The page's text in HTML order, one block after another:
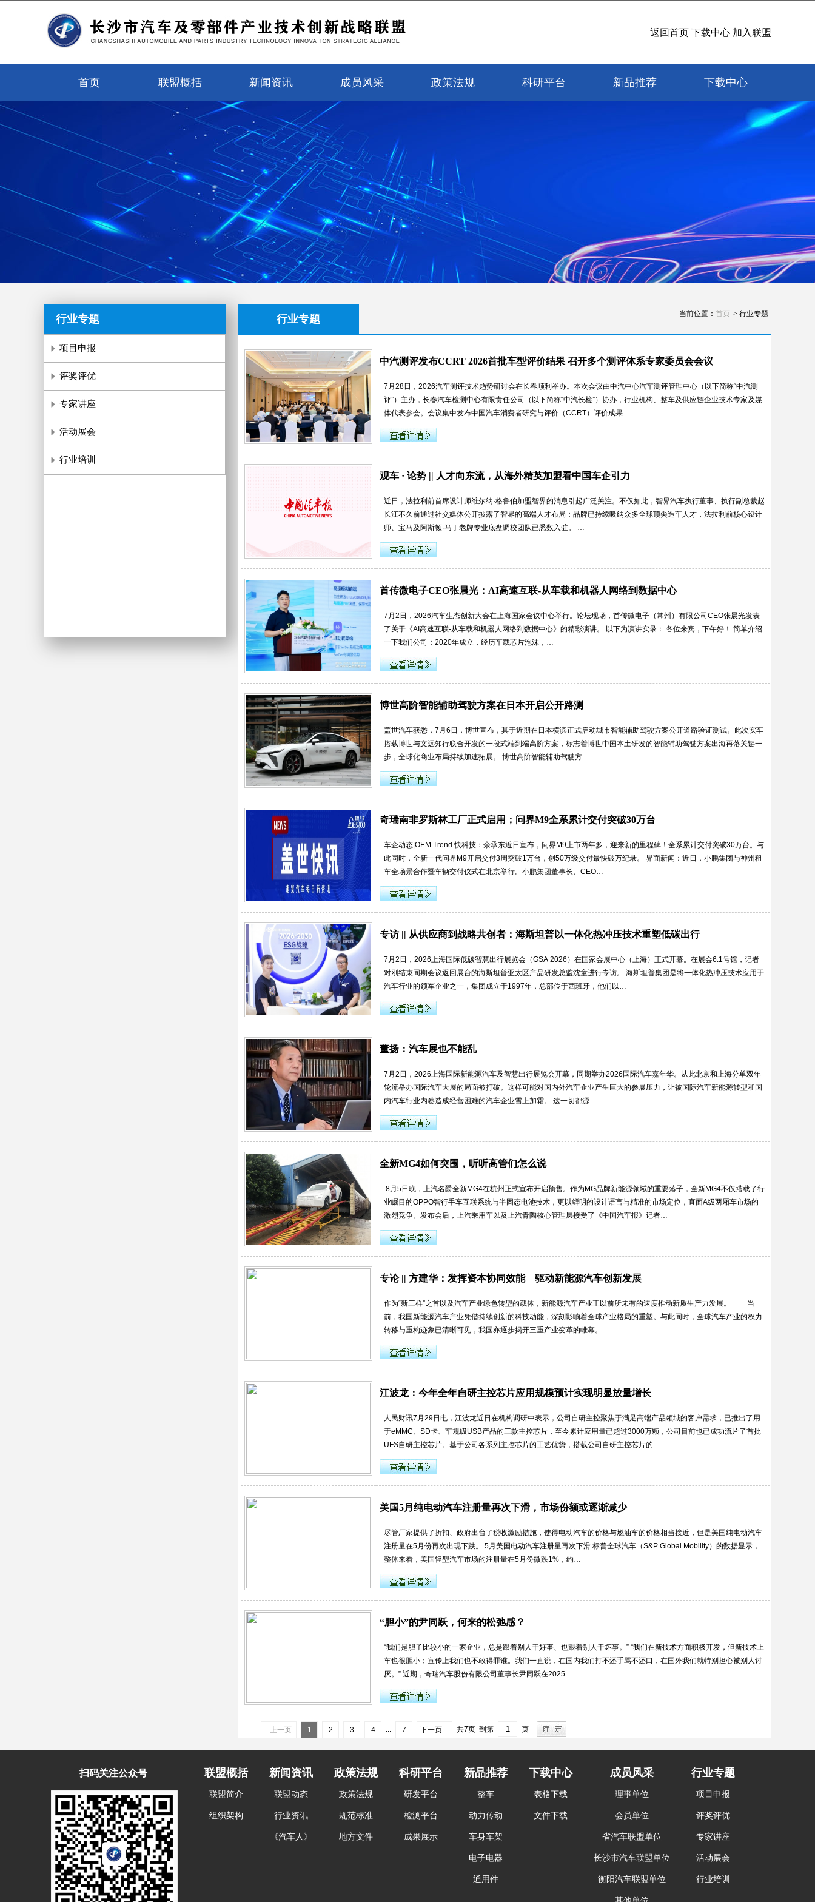
返回首页 下载中心 加入联盟
首页 联盟概括 新闻资讯 成员风采 政策法规 科研平台 新品推荐 下载中心
行业专题
项目申报
评奖评优
专家讲座
活动展会
行业培训
行业专题 当前位置： 首页 > 行业专题
中汽测评发布CCRT 2026首批车型评价结果 召开多个测评体系专家委员会会议
7月28日，2026汽车测评技术趋势研讨会在长春顺利举办。本次会议由中汽中心汽车测评管理中心（以下简称“中汽测
评”）主办，长春汽车检测中心有限责任公司（以下简称“中汽长检”）协办，行业机构、整车及供应链企业技术专家及媒
体代表参会。会议集中发布中国汽车消费者研究与评价（CCRT）评价成果…
观车 · 论势 || 人才向东流，从海外精英加盟看中国车企引力
近日，法拉利前首席设计师维尔纳·格鲁伯加盟智界的消息引起广泛关注。不仅如此，智界汽车执行董事、执行副总裁赵
长江不久前通过社交媒体公开披露了智界的高端人才布局：品牌已持续吸纳众多全球顶尖造车人才，法拉利前核心设计
师、宝马及阿斯顿·马丁老牌专业底盘调校团队已悉数入驻。 …
首传微电子CEO张晨光：AI高速互联-从车载和机器人网络到数据中心
7月2日，2026汽车生态创新大会在上海国家会议中心举行。论坛现场，首传微电子（常州）有限公司CEO张晨光发表
了关于《AI高速互联-从车载和机器人网络到数据中心》的精彩演讲。 以下为演讲实录： 各位来宾，下午好！ 简单介绍
一下我们公司：2020年成立，经历车载芯片泡沫，…
博世高阶智能辅助驾驶方案在日本开启公开路测
盖世汽车获悉，7月6日，博世宣布，其于近期在日本横滨正式启动城市智能辅助驾驶方案公开道路验证测试。此次实车
搭载博世与文远知行联合开发的一段式端到端高阶方案，标志着博世中国本土研发的智能辅助驾驶方案出海再落关键一
步，全球化商业布局持续加速拓展。 博世高阶智能辅助驾驶方…
奇瑞南非罗斯林工厂正式启用；问界M9全系累计交付突破30万台
车企动态|OEM Trend 快科技：余承东近日宣布，问界M9上市两年多，迎来新的里程碑！全系累计交付突破30万台。与
此同时，全新一代问界M9开启交付3周突破1万台，创50万级交付最快破万纪录。 界面新闻：近日，小鹏集团与神州租
车全场景合作暨车辆交付仪式在北京举行。小鹏集团董事长、CEO…
专访 || 从供应商到战略共创者：海斯坦普以一体化热冲压技术重塑低碳出行
7月2日，2026上海国际低碳智慧出行展览会（GSA 2026）在国家会展中心（上海）正式开幕。在展会6.1号馆，记者
对刚结束同期会议返回展台的海斯坦普亚太区产品研发总监沈童进行专访。 海斯坦普集团是将一体化热冲压技术应用于
汽车行业的领军企业之一，集团成立于1997年，总部位于西班牙，他们以…
董扬：汽车展也不能乱
7月2日，2026上海国际新能源汽车及智慧出行展览会开幕，同期举办2026国际汽车嘉年华。从此北京和上海分单双年
轮流举办国际汽车大展的局面被打破。这样可能对国内外汽车企业产生巨大的参展压力，让被国际汽车新能源转型和国
内汽车行业内卷造成经营困难的汽车企业雪上加霜。 这一切都源…
全新MG4如何突围，听听高管们怎么说
8月5日晚，上汽名爵全新MG4在杭州正式宣布开启预售。作为MG品牌新能源领域的重要落子，全新MG4不仅搭载了行
业瞩目的OPPO智行手车互联系统与半固态电池技术，更以鲜明的设计语言与精准的市场定位，直面A级两厢车市场的
激烈竞争。发布会后，上汽乘用车以及上汽青陶核心管理层接受了《中国汽车报》记者…
专论 || 方建华：发挥资本协同效能 驱动新能源汽车创新发展
作为“新三样”之首以及汽车产业绿色转型的载体，新能源汽车产业正以前所未有的速度推动新质生产力发展。 当
前，我国新能源汽车产业凭借持续创新的科技动能，深刻影响着全球产业格局的重塑。与此同时，全球汽车产业的权力
转移与重构迹象已清晰可见，我国亦逐步揭开三重产业变革的帷幕。 …
江波龙：今年全年自研主控芯片应用规模预计实现明显放量增长
人民财讯7月29日电，江波龙近日在机构调研中表示，公司自研主控聚焦于满足高端产品领域的客户需求，已推出了用
于eMMC、SD卡、车规级USB产品的三款主控芯片，至今累计应用量已超过3000万颗，公司目前也已成功流片了首批
UFS自研主控芯片。基于公司各系列主控芯片的工艺优势，搭载公司自研主控芯片的…
美国5月纯电动汽车注册量再次下滑，市场份额或逐渐减少
尽管厂家提供了折扣、政府出台了税收激励措施，使得电动汽车的价格与燃油车的价格相当接近，但是美国纯电动汽车
注册量在5月份再次出现下跌。 5月美国电动汽车注册量再次下滑 标普全球汽车（S&P Global Mobility）的数据显示，
整体来看，美国轻型汽车市场的注册量在5月份微跌1%，约…
“胆小”的尹同跃，何来的松弛感？
“我们是胆子比较小的一家企业，总是跟着别人干好事、也跟着别人干坏事。” “我们在新技术方面积极开发，但新技术上
车也很胆小；宣传上我们也不敢得罪谁。我们一直说，在国内我们打不还手骂不还口，在国外我们就特别担心被别人讨
厌。” 近期，奇瑞汽车股份有限公司董事长尹同跃在2025…
上一页 1 2 3 4 ... 7 下一页 共7页 到第 页
扫码关注公众号 联盟概括
联盟简介
组织架构
新闻资讯
联盟动态
行业资讯
《汽车人》
政策法规
政策法规
规范标准
地方文件
科研平台
研发平台
检测平台
成果展示
新品推荐
整车
动力传动
车身车架
电子电器
通用件
下载中心
表格下载
文件下载
成员风采
理事单位
会员单位
省汽车联盟单位
长沙市汽车联盟单位
衡阳汽车联盟单位
行业专题
项目申报
评奖评优
专家讲座
活动展会
行业培训